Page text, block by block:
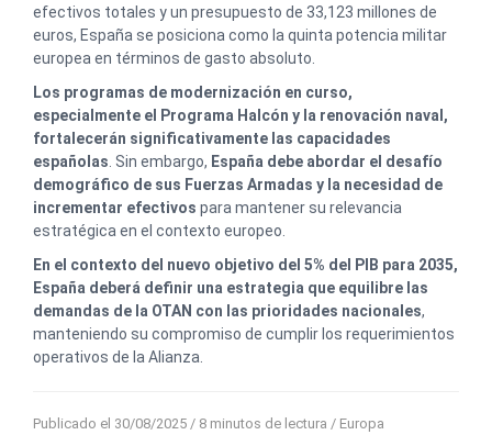
efectivos totales y un presupuesto de 33,123 millones de
euros, España se posiciona como la quinta potencia militar
europea en términos de gasto absoluto.
Los programas de modernización en curso,
especialmente el Programa Halcón y la renovación naval,
fortalecerán significativamente las capacidades
españolas . Sin embargo, España debe abordar el desafío
demográfico de sus Fuerzas Armadas y la necesidad de
incrementar efectivos para mantener su relevancia
estratégica en el contexto europeo.
En el contexto del nuevo objetivo del 5% del PIB para 2035,
España deberá definir una estrategia que equilibre las
demandas de la OTAN con las prioridades nacionales,
manteniendo su compromiso de cumplir los requerimientos
operativos de la Alianza.
Publicado el 30/08/2025 / 8 minutos de lectura / Europa